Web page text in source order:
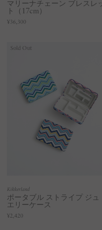
マリーナチェーン ブレスレ
ト（17cm）
¥36,300
Sold Out
Kikkerland
ポータブル ストライプ ジュ
エリーケース
¥2,420